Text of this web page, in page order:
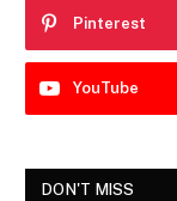
Pinterest
YouTube
DON'T MISS